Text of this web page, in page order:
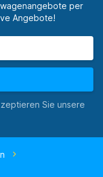
per
Angebote!
Sie unsere